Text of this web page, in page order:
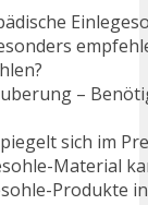
–
sich im
Material
Produkte